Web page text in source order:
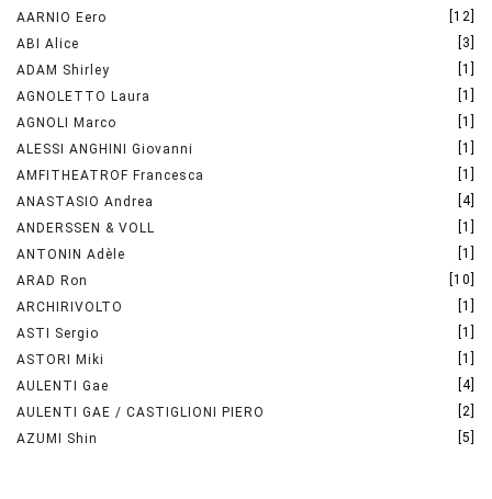
AARNIO Eero
[12]
ABI Alice
[3]
ADAM Shirley
[1]
AGNOLETTO Laura
[1]
AGNOLI Marco
[1]
ALESSI ANGHINI Giovanni
[1]
AMFITHEATROF Francesca
[1]
ANASTASIO Andrea
[4]
ANDERSSEN & VOLL
[1]
ANTONIN Adèle
[1]
ARAD Ron
[10]
ARCHIRIVOLTO
[1]
ASTI Sergio
[1]
ASTORI Miki
[1]
AULENTI Gae
[4]
AULENTI GAE / CASTIGLIONI PIERO
[2]
AZUMI Shin
[5]